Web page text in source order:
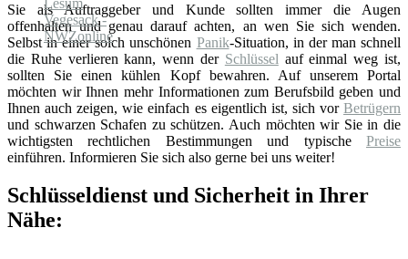
Sie als Auftraggeber und Kunde sollten immer die Augen
offenhalten und genau darauf achten, an wen Sie sich wenden.
Selbst in einer solch unschönen Panik-Situation, in der man schnell
die Ruhe verlieren kann, wenn der Schlüssel auf einmal weg ist,
sollten Sie einen kühlen Kopf bewahren. Auf unserem Portal
möchten wir Ihnen mehr Informationen zum Berufsbild geben und
Ihnen auch zeigen, wie einfach es eigentlich ist, sich vor Betrügern
und schwarzen Schafen zu schützen. Auch möchten wir Sie in die
wichtigsten rechtlichen Bestimmungen und typische Preise
einführen. Informieren Sie sich also gerne bei uns weiter!
Schlüsseldienst und Sicherheit in Ihrer
Nähe: